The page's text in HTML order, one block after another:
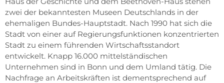
zwei der bekanntesten Museen Deutschlands in der
ehemaligen Bundes-Hauptstadt. Nach 1990 hat sich die
Stadt von einer auf Regierungsfunktionen konzentrierten
Stadt zu einem führenden Wirtschaftsstandort
entwickelt. Knapp 16.000 mittelständischen
Unternehmen sind in Bonn und dem Umland tätig. Die
Nachfrage an Arbeitskräften ist dementsprechend auf